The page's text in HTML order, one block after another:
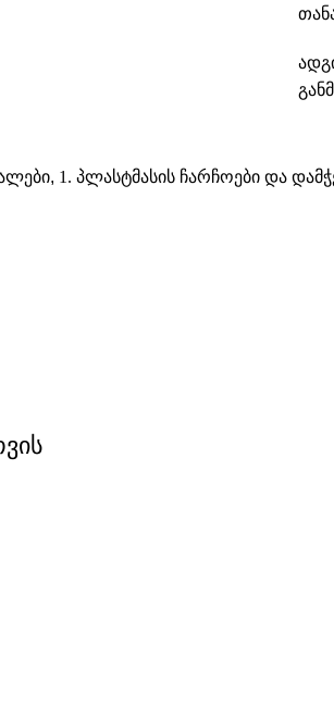
, 1. პლასტმასის ჩარჩოები და